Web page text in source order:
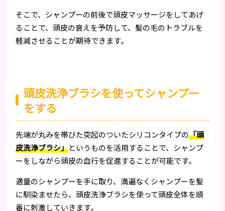
そこで、シャンプーの前後で頭皮マッサージをしてあげ
ることで、頭皮の衰えを予防して、髪の毛のトラブルを
軽減させることが期待できます。
頭皮洗浄ブラシを使ってシャンプー
をする
先端が丸みを帯びた突起のついたシリコンタイプの「頭
皮洗浄ブラシ」というものを活用することで、シャンプ
ーをしながら頭皮の血行を促進することが可能です。
適量のシャンプーを手に取り、満遍なくシャンプーを髪
に馴染ませたら、頭皮洗浄ブラシを使って頭皮全体を順
番に刺激していきます。